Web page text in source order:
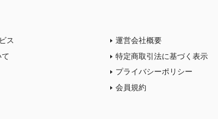
ス
運営会社概要
特定商取引法に基づく表示
プライバシーポリシー
会員規約